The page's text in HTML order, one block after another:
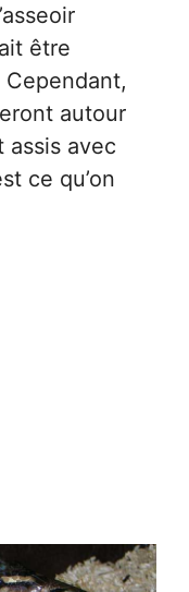
être
autour
avec
ce qu’on